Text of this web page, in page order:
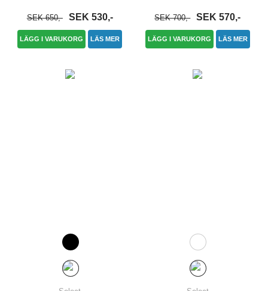
SEK 650,- SEK 530,-
LÄGG I VARUKORG LÄS MER
SEK 700,- SEK 570,-
LÄGG I VARUKORG LÄS MER